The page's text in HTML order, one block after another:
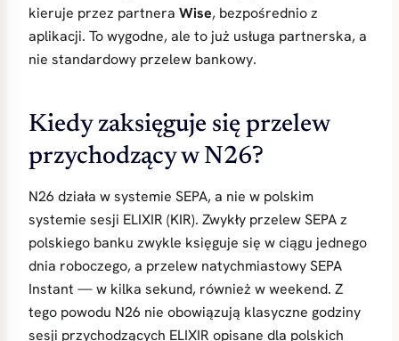
kieruje przez partnera Wise, bezpośrednio z
aplikacji. To wygodne, ale to już usługa partnerska, a
nie standardowy przelew bankowy.
Kiedy zaksięguje się przelew
przychodzący w N26?
N26 działa w systemie SEPA, a nie w polskim
systemie sesji ELIXIR (KIR). Zwykły przelew SEPA z
polskiego banku zwykle księguje się w ciągu jednego
dnia roboczego, a przelew natychmiastowy SEPA
Instant — w kilka sekund, również w weekend. Z
tego powodu N26 nie obowiązują klasyczne godziny
sesji przychodzących ELIXIR opisane dla polskich